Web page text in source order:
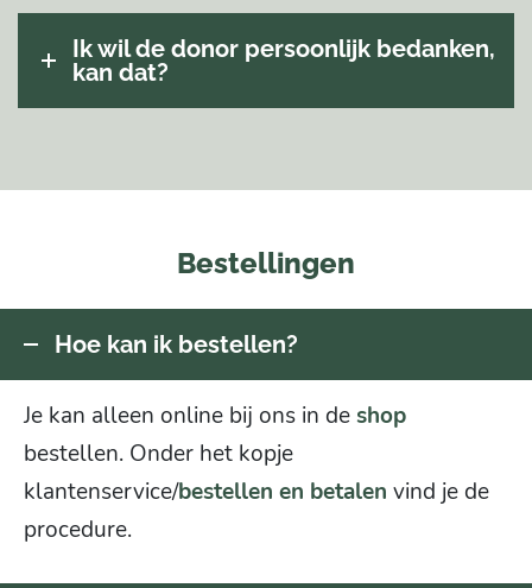
Ik wil de donor persoonlijk bedanken,
kan dat?
Bestellingen
Hoe kan ik bestellen?
Je kan alleen online bij ons in deshop
bestellen. Onder het kopje
klantenservice/bestellen en betalen vind je de
procedure.